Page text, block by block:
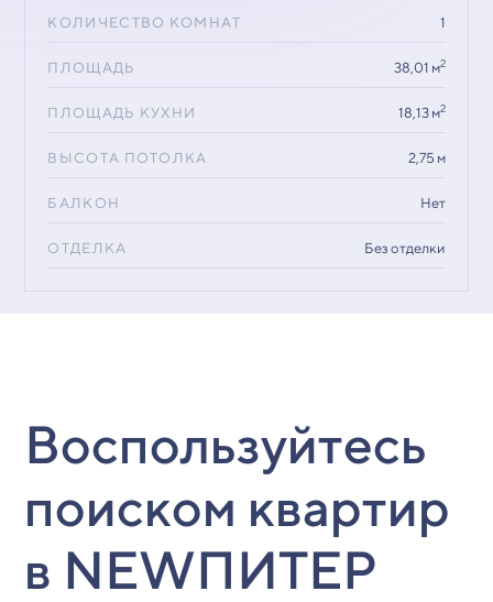
КОЛИЧЕСТВО КОМНАТ 1
ПЛОЩАДЬ 38,01 м2
ПЛОЩАДЬ КУХНИ 18,13 м2
ВЫСОТА ПОТОЛКА 2,75 м
БАЛКОН Нет
ОТДЕЛКА Без отделки
Воспользуйтесь
поиском квартир
в NEWПИТЕР